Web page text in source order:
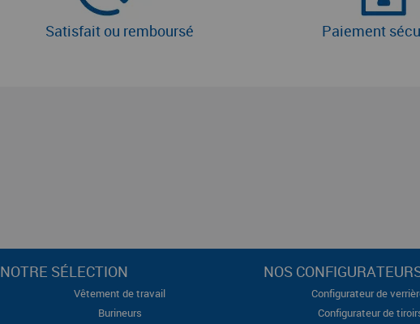
Satisfait ou remboursé Paiement
NOTRE SÉLECTION
Vêtement de travail
Burineurs
NOS
Configurateur de
Configurateur de